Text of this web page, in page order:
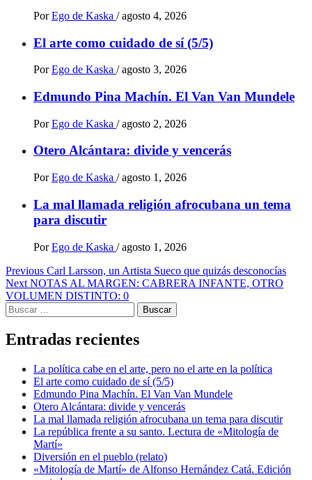
Por Ego de Kaska / agosto 4, 2026
El arte como cuidado de sí (5/5)
Por Ego de Kaska / agosto 3, 2026
Edmundo Pina Machín. El Van Van Mundele
Por Ego de Kaska / agosto 2, 2026
Otero Alcántara: divide y vencerás
Por Ego de Kaska / agosto 1, 2026
La mal llamada religión afrocubana un tema
para discutir
Por Ego de Kaska / agosto 1, 2026
Post
navigation
Previous Carl Larsson, un Artista Sueco que quizás desconocías
Next NOTAS AL MARGEN: CABRERA INFANTE, OTRO
VOLUMEN DISTINTO: 0
Buscar:
Entradas recientes
La política cabe en el arte, pero no el arte en la política
El arte como cuidado de sí (5/5)
Edmundo Pina Machín. El Van Van Mundele
Otero Alcántara: divide y vencerás
La mal llamada religión afrocubana un tema para discutir
La república frente a su santo. Lectura de «Mitología de
Martí»
Diversión en el pueblo (relato)
«Mitología de Martí» de Alfonso Hernández Catá. Edición